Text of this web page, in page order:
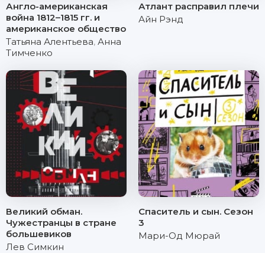
Англо-американская
война 1812–1815 гг. и
американское общество
Татьяна Алентьева, Анна
Тимченко
Атлант расправил плечи
Айн Рэнд
Великий обман.
Чужестранцы в стране
большевиков
Лев Симкин
Спаситель и сын. Сезон
3
Мари-Од Мюрай